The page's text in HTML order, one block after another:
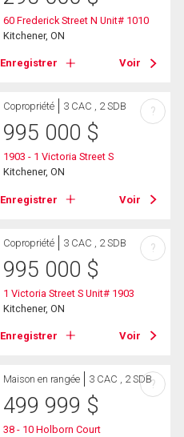
60 Frederick Street N Unit# 1010
Kitchener, ON
Enregistrer Voir
Copropriété 3 CAC , 2 SDB
995 000 $
1903 - 1 Victoria Street S
Kitchener, ON
Enregistrer Voir
?
Copropriété 3 CAC , 2 SDB
995 000 $
1 Victoria Street S Unit# 1903
Kitchener, ON
Enregistrer Voir
?
Maison en rangée 3 CAC , 2 SDB
499 999 $
38 - 10 Holborn Court
?